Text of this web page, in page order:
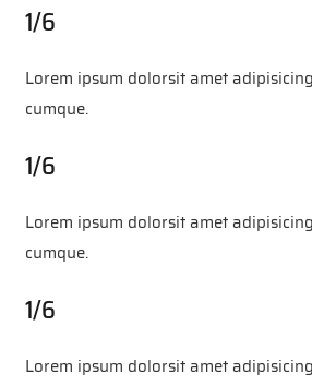
1/6
Lorem ipsum dolorsit amet
cumque.
1/6
Lorem ipsum dolorsit amet
cumque.
1/6
Lorem ipsum dolorsit amet